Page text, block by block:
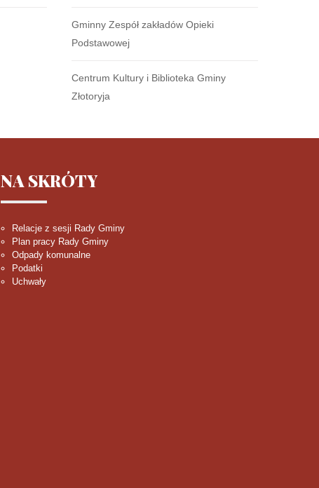
Gminny Zespół zakładów Opieki
Podstawowej
Centrum Kultury i Biblioteka Gminy
Złotoryja
NA SKRÓTY
Relacje z sesji Rady Gminy
Plan pracy Rady Gminy
Odpady komunalne
Podatki
Uchwały